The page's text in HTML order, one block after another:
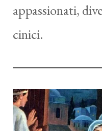
appassionati,
cinici.